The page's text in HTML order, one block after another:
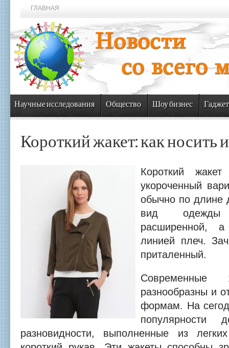
ГЛАВНАЯ
Научные исследования Общество Шоу бизнес
Короткий жакет: как носить
Короткий
укороченный
обычно по длине
вид одежды
расширенной,
линией плеч.
приталенный.
Современные
разнообразны и
формам. На
популярности
разновидности, выполненные из